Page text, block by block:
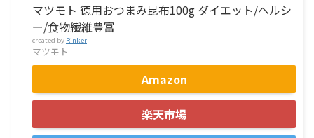
マツモト 徳用おつまみ昆布100g ダイエット/ヘルシ
ー/食物繊維豊富
created by Rinker
マツモト
Amazon
楽天市場